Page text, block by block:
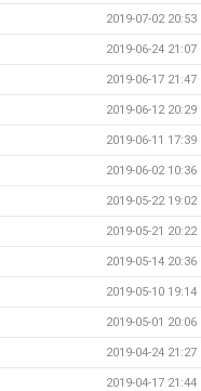
2019-07-02 20:53
2019-06-24 21:07
2019-06-17 21:47
2019-06-12 20:29
2019-06-11 17:39
2019-06-02 10:36
2019-05-22 19:02
2019-05-21 20:22
2019-05-14 20:36
2019-05-10 19:14
2019-05-01 20:06
2019-04-24 21:27
2019-04-17 21:44